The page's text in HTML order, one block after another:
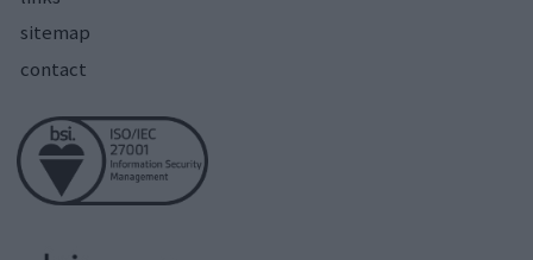
sitemap
contact